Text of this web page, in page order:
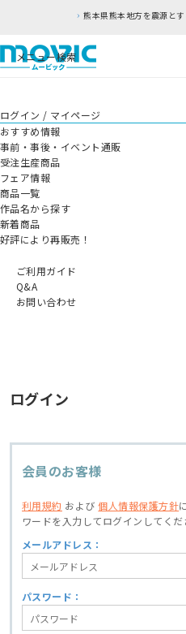
熊本県熊本地方を震源とする地震の影
メニュー検索
ログイン / マイページ
おすすめ情報
事前・事後・イベント通販
受注生産商品
フェア情報
商品一覧
作品名から探す
新着商品
好評により再販売！
ご利用ガイド
Q&A
お問い合わせ
ログイン
会員のお客様
利用規約 および個人情報保護方針
ワードを入力してログインしてくだ
メールアドレス：
パスワード：